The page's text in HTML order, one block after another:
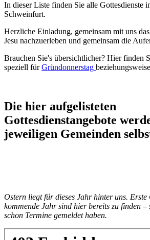
In dieser Liste finden Sie alle Gottesdienste
Schweinfurt.
Herzliche Einladung, gemeinsam mit uns
Jesu nachzuerleben und gemeinsam die
Brauchen Sie's übersichtlicher? Hier finden
speziell fürGründonnerstag beziehungsweise
Die hier aufgelisteten
Gottesdienstangebote
jeweiligen Gemeinden
Ostern liegt für dieses Jahr hinter uns. Erste
kommende Jahr sind hier bereits zu finden –
schon Termine gemeldet haben.